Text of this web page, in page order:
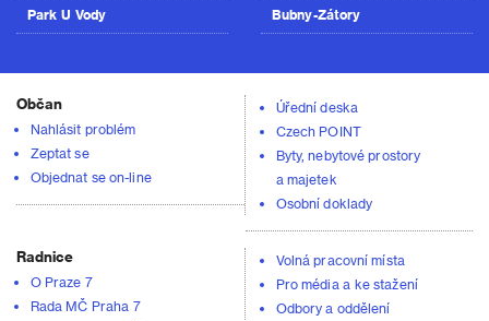
Park U Vody Bubny-Zátory
Občan
Nahlásit problém
Zeptat se
Objednat se on-line
Úřední deska
Czech POINT
Byty, nebytové prostory
a majetek
Osobní doklady
Radnice
O Praze 7
Rada MČ Praha 7
Volná pracovní místa
Pro média a ke stažení
Odbory a oddělení